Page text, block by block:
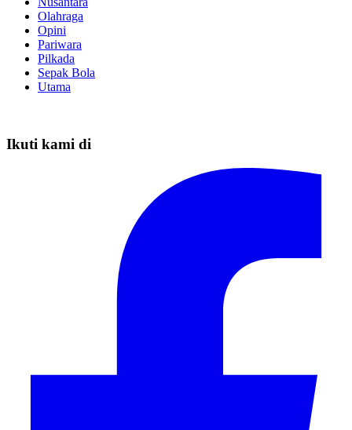
Olahraga
Opini
Pariwara
Pilkada
Sepak Bola
Utama
Ikuti kami di